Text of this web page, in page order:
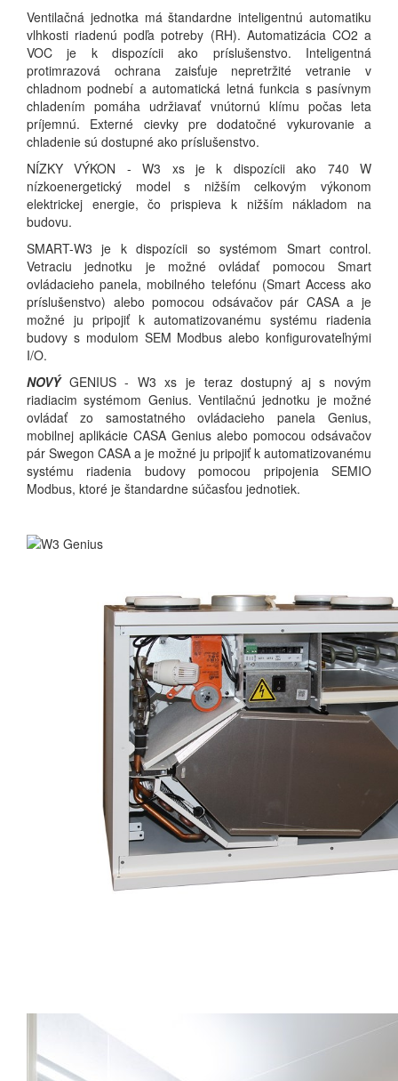
Ventilačná jednotka má štandardne inteligentnú automatiku
vlhkosti riadenú podľa potreby (RH). Automatizácia CO2 a
VOC je k dispozícii ako príslušenstvo. Inteligentná
protimrazová ochrana zaisťuje nepretržité vetranie v
chladnom podnebí a automatická letná funkcia s pasívnym
chladením pomáha udržiavať vnútornú klímu počas leta
príjemnú. Externé cievky pre dodatočné vykurovanie a
chladenie sú dostupné ako príslušenstvo.
NÍZKY VÝKON - W3 xs je k dispozícii ako 740 W
nízkoenergetický model s nižším celkovým výkonom
elektrickej energie, čo prispieva k nižším nákladom na
budovu.
SMART-W3 je k dispozícii so systémom Smart control.
Vetraciu jednotku je možné ovládať pomocou Smart
ovládacieho panela, mobilného telefónu (Smart Access ako
príslušenstvo) alebo pomocou odsávačov pár CASA a je
možné ju pripojiť k automatizovanému systému riadenia
budovy s modulom SEM Modbus alebo konfigurovateľnými
I/O.
NOVÝGENIUS - W3 xs je teraz dostupný aj s novým
riadiacim systémom Genius. Ventilačnú jednotku je možné
ovládať zo samostatného ovládacieho panela Genius,
mobilnej aplikácie CASA Genius alebo pomocou odsávačov
pár Swegon CASA a je možné ju pripojiť k automatizovanému
systému riadenia budovy pomocou pripojenia SEMIO
Modbus, ktoré je štandardne súčasťou jednotiek.